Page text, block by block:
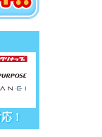
！